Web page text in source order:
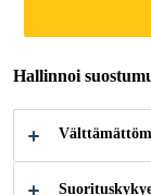
suojapinnoite,
ruostumiselta
tarjoaa
Hallinnoi